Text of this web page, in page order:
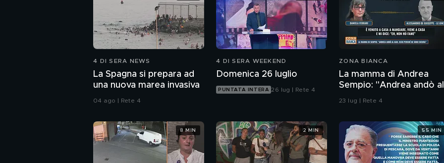
4 DI SERA NEWS
La Spagna si prepara ad
una nuova marea invasiva
04 ago | Rete 4
4 DI SERA WEEKEND
Domenica 26 luglio
PUNTATA INTERA 26 lug | Rete 4
ZONA BIANCA
La mamma di Andrea
Sempio: "Andrea andò al
bar, ecco perchè ne sono
23 lug | Rete 4
8 MIN 2 MIN 55 MIN